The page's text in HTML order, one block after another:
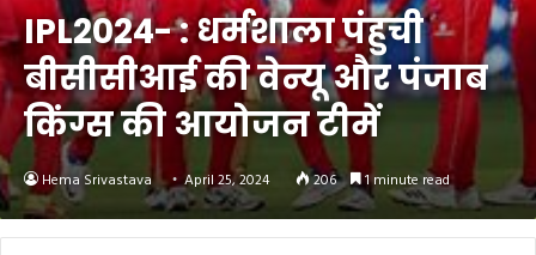
IPL2024- : धर्मशाला पंहुची
बीसीसीआई की वेन्यू और पंजाब
किंग्स की आयोजन टीमें
Hema Srivastava April 25, 2024 206 1 minute read